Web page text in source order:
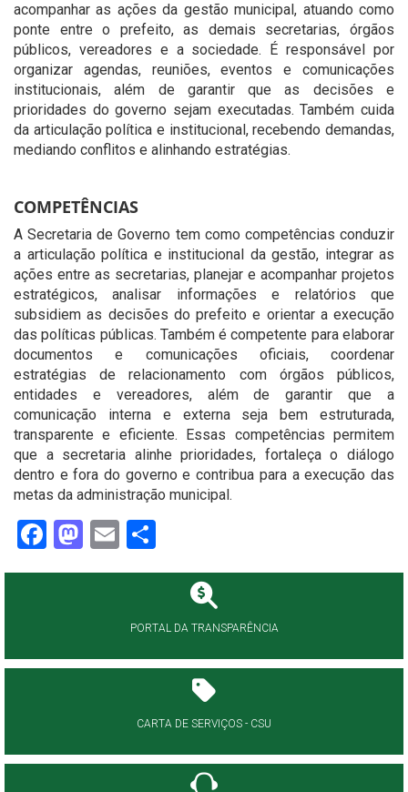
acompanhar as ações da gestão municipal, atuando como
ponte entre o prefeito, as demais secretarias, órgãos
públicos, vereadores e a sociedade. É responsável por
organizar agendas, reuniões, eventos e comunicações
institucionais, além de garantir que as decisões e
prioridades do governo sejam executadas. Também cuida
da articulação política e institucional, recebendo demandas,
mediando conflitos e alinhando estratégias.
COMPETÊNCIAS
A Secretaria de Governo tem como competências conduzir
a articulação política e institucional da gestão, integrar as
ações entre as secretarias, planejar e acompanhar projetos
estratégicos, analisar informações e relatórios que
subsidiem as decisões do prefeito e orientar a execução
das políticas públicas. Também é competente para elaborar
documentos e comunicações oficiais, coordenar
estratégias de relacionamento com órgãos públicos,
entidades e vereadores, além de garantir que a
comunicação interna e externa seja bem estruturada,
transparente e eficiente. Essas competências permitem
que a secretaria alinhe prioridades, fortaleça o diálogo
dentro e fora do governo e contribua para a execução das
metas da administração municipal.
Facebook
Mastodon
Email
PORTAL DA TRANSPARÊNCIA
CARTA DE SERVIÇOS - CSU